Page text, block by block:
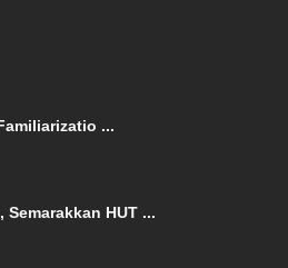
...
HUT ...